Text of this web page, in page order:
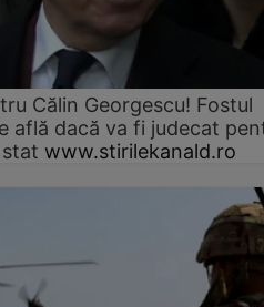
Călin Georgescu! Fostul
află dacă va fi judecat
www.stirilekanald.ro